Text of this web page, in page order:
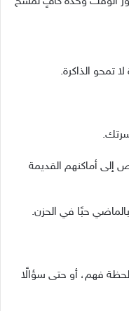
تمحو الذاكرة.
إلى أماكنهم القديمة
حبًا في الحزن.
فهم، أو حتى سؤالًا